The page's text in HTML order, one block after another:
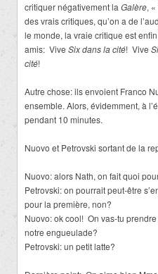
critiquer négativement la Galère,
des vrais critiques, qu’on a de
le monde, la vraie critique est
amis: Vive Six dans la cité! Vive
cité!
Autre chose: ils envoient Franco
ensemble. Alors, évidemment, à
pendant 10 minutes.
Nuovo et Petrovski sortant de la
Nuovo: alors Nath, on fait quoi
Petrovski: on pourrait peut-être
pour la première, non?
Nuovo: ok cool! On vas-tu
notre engueulade?
Petrovski: un petit latte?